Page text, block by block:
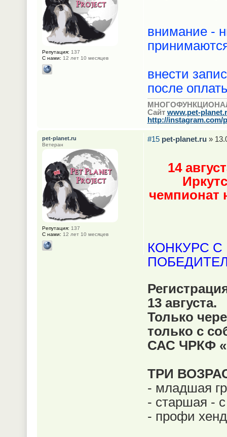
внимание -
внести
после
Сайт www.pet-
http://instagram.com/
Репутация: 137
С нами: 12 лет 10 месяцев
#15 pet-planet.ru »
14
чемпионат
КОНКУРС
13 августа.
Только
только с
САС ЧРКФ
ТРИ
- младшая
- старшая -
- профи
pet-planet.ru
Ветеран
Репутация: 137
С нами: 12 лет 10 месяцев